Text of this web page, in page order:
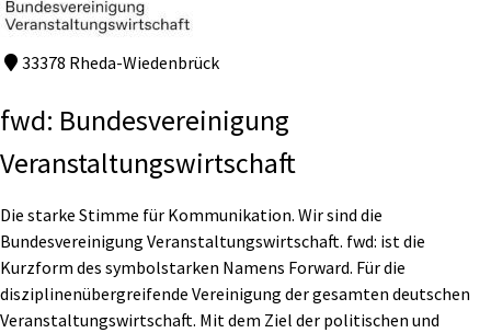
33378 Rheda-Wiedenbrück
fwd: Bundesvereinigung
Veranstaltungswirtschaft
Die starke Stimme für Kommunikation. Wir sind die
Bundesvereinigung Veranstaltungswirtschaft. fwd: ist die
Kurzform des symbolstarken Namens Forward. Für die
disziplinenübergreifende Vereinigung der gesamten deutschen
Veranstaltungswirtschaft. Mit dem Ziel der politischen und